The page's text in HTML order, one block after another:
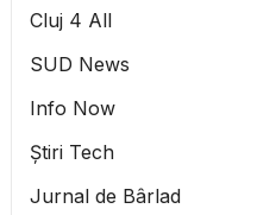
Cluj 4 All
SUD News
Info Now
Știri Tech
Jurnal de Bârlad